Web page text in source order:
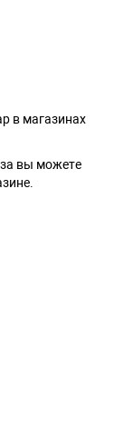
в магазинах
вы можете